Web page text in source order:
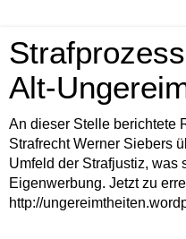
Alt-
An dieser Stelle berichtete
Strafrecht Werner Siebers
Umfeld der Strafjustiz, was
Eigenwerbung. Jetzt zu
http://